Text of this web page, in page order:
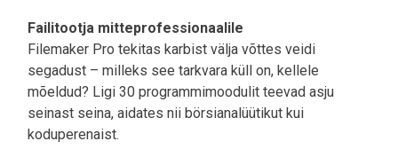
Failitootja mitteprofessionaalile
Filemaker Pro tekitas karbist välja võttes veidi
segadust – milleks see tarkvara küll on, kellele
mõeldud? Ligi 30 programmimoodulit teevad asju
seinast seina, aidates nii börsianalüütikut kui
koduperenaist.